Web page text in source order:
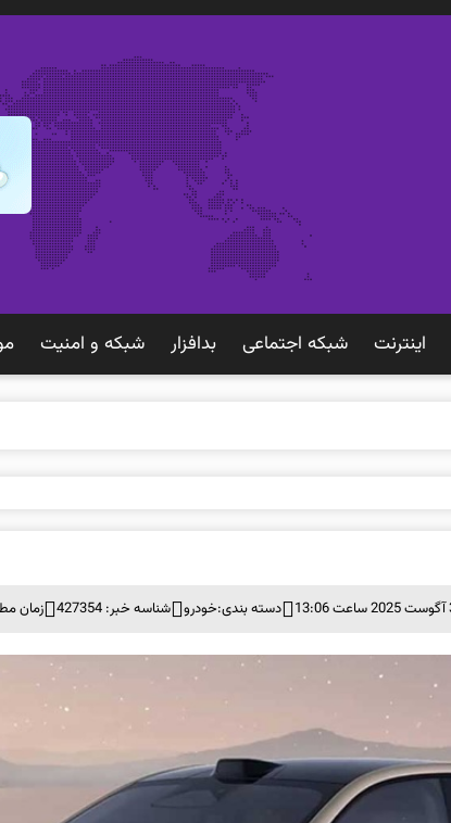
اينترنت شبكه اجتماعی بدافزار شبكه و امنيت
دسته بندی:خودرو شناسه خبر: 427354 زمان